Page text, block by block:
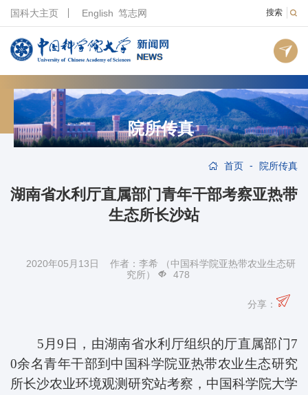
搜索
国科大主页 English 笃志网
院所传真
首页 - 院所传真
湖南省水利厅直属部门青年干部考察亚热带
生态所长沙站
2020年05月13日 作者：李希 （中国科学院亚热带农业生态研
究所）
478
分享：
5月9日，由湖南省水利厅组织的厅直属部门7
0余名青年干部到中国科学院亚热带农业生态研究
所长沙农业环境观测研究站考察，中国科学院大学